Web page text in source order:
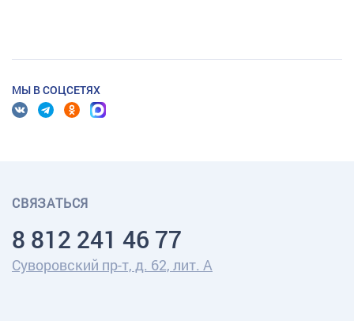
МЫ В СОЦСЕТЯХ
СВЯЗАТЬСЯ
8 812 241 46 77
Суворовский пр-т, д. 62, лит. А